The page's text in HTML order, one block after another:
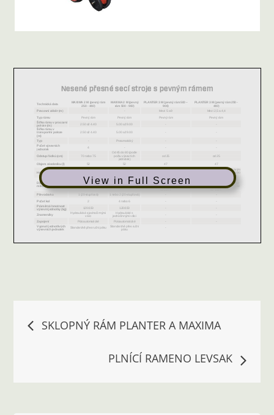
View in Full Screen
Navigace
SKLOPNÝ RÁM PLANTER A MAXIMA
PLNÍCÍ RAMENO LEVSAK